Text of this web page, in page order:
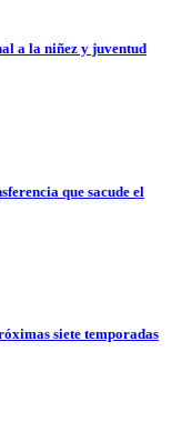
a la niñez y juventud
que sacude el
siete temporadas